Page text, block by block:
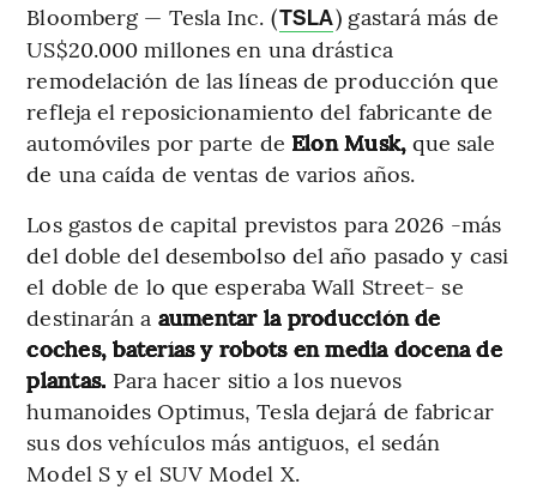
Bloomberg — Tesla Inc. (TSLA) gastará más de
US$20.000 millones en una drástica
remodelación de las líneas de producción que
refleja el reposicionamiento del fabricante de
automóviles por parte de Elon Musk, que sale
de una caída de ventas de varios años.
Los gastos de capital previstos para 2026 -más
del doble del desembolso del año pasado y casi
el doble de lo que esperaba Wall Street- se
destinarán a aumentar la producción de
coches, baterías y robots en media docena de
plantas. Para hacer sitio a los nuevos
humanoides Optimus, Tesla dejará de fabricar
sus dos vehículos más antiguos, el sedán
Model S y el SUV Model X.